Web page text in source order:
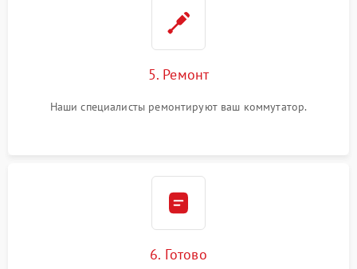
5. Ремонт
Наши специалисты ремонтируют ваш коммутатор.
6. Готово